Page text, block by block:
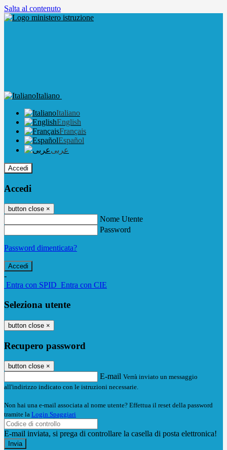
Salta al contenuto
Italiano
Italiano
English
Français
Español
عربى
Accedi
Accedi
button close ×
Nome Utente
Password
Password dimenticata?
-
Entra con SPID Entra con CIE
Seleziona utente
button close ×
Recupero password
button close ×
E-mail Verrà inviato un messaggio
all'indirizzo indicato con le istruzioni necessarie.
Non hai una e-mail associata al nome utente? Effettua il reset della password
tramite la Login Spaggiari
E-mail inviata, si prega di controllare la casella di posta elettronica!